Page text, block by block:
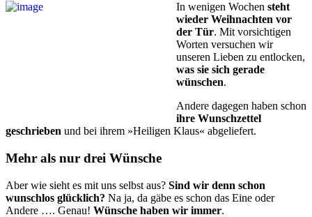
In wenigen Wochen steht
wie­der Weihnachten vor
der Tür. Mit vorsichtigen
Worten versu­chen wir
unseren Lieben zu ent­locken,
was sie sich gerade
wünschen.
Andere dagegen haben schon
ihre Wunschzettel
geschrieben und bei ihrem »Heiligen Klaus« abgeliefert.
Mehr als nur drei Wünsche
Aber wie sieht es mit uns selbst aus? Sind wir denn schon
wunschlos glücklich? Na ja, da gäbe es schon das Eine oder
Andere …. Genau! Wünsche haben wir immer.